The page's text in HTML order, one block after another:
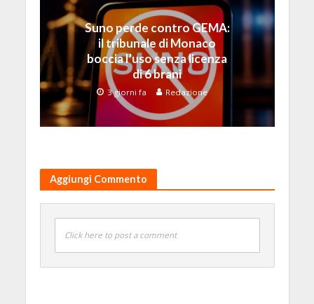
Suno perde contro GEMA:
il tribunale di Monaco
boccia l’uso senza licenza
di 6 brani
3 giorni fa Redazione
Aggiungi Commento
Click here to post a comment